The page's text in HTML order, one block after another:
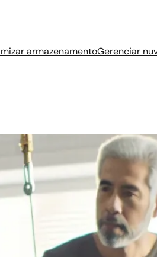
armazenamentoGerenciar